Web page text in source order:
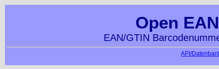
Open
EAN/GTIN
API/